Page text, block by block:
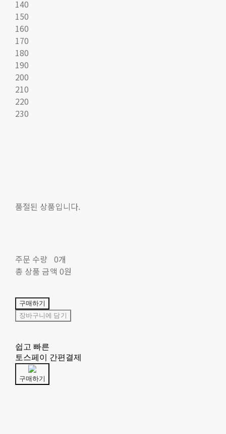
140
150
160
170
180
190
200
210
220
230
품절된 상품입니다.
주문 수량 0개
총 상품 금액 0원
구매하기
장바구니에 담기
쉽고 빠른
토스페이 간편결제
구매하기